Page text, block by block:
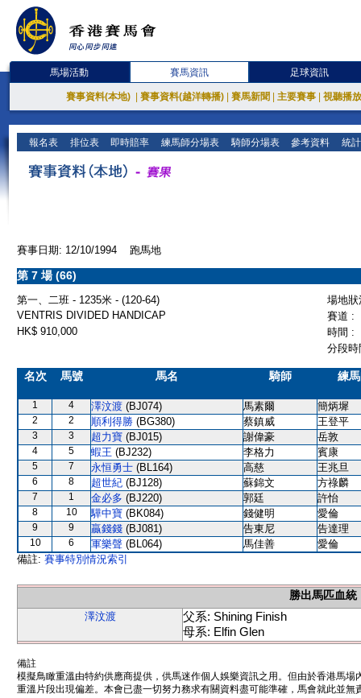
馬場活動 賽馬資訊 足球資訊
賽事資料(本地) 賽事資料(越洋轉播) 賽馬新聞 主要賽事 視聽播
報名表 排位表 即時賠率 練馬師分場表 騎師分場表 參考資料 統
賽事日期: 12/10/1994 跑馬地
第 7 場 (66)
第一、二班 - 1235米 - (120-64)
場地
VENTRIS DIVIDED HANDICAP
賽道 :
HK$ 910,000
時間 :
分段
名次 馬號 馬名 騎師 練
1 4 澤汶渡 (BJ074) 馬素爾 簡炳墀
2 2 順利得勝 (BG380) 蔡鎮威 王登平
3 3 超力寶 (BJ015) 謝偉豪 岳敦
4 5 蝦王 (BJ232) 李格力 賓康
5 7 永恒勇士 (BL164) 高慈 王兆旦
6 8 超世紀 (BJ128) 蘇錦文 方祿麟
7 1 金必多 (BJ220) 郭廷 許怡
8 10 驊中寶 (BK084) 錢健明 愛倫
9 9 贏錢錢 (BJ081) 告東尼 告達理
10 6 軍樂聲 (BL064) 馬佳善
愛倫
備註: 賽事特別情況索引
勝出馬匹血統
澤汶渡
父系: Shining Finish
母系: Elfin Glen
備註
模擬鳥瞰重溫由特約供應商提供，供馬迷作個人娛樂資訊之用。但由於香港馬
重溫片段出現偏差。本會已盡一切努力務求有關資料盡可能準確，馬會就此並